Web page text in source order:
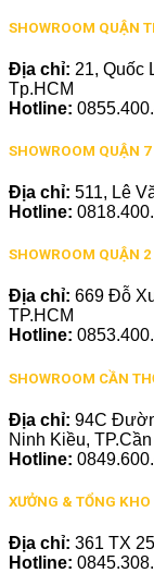
SHOWROOM QUẬN
Địa chỉ: 21, Quốc
Tp.HCM
Hotline:
SHOWROOM QUẬN
Địa chỉ: 511, Lê
Hotline:
SHOWROOM QUẬN
Địa chỉ: 669 Đỗ
TP.HCM
Hotline:
SHOWROOM CẦN
Địa chỉ: 94C
Ninh Kiều,
Hotline:
XƯỞNG & TỔNG
Địa chỉ: 361 TX
Hotline: